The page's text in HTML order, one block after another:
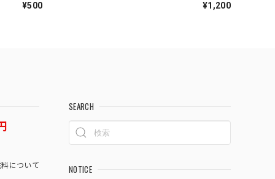
¥500
¥1,200
について
SEARCH
NOTICE